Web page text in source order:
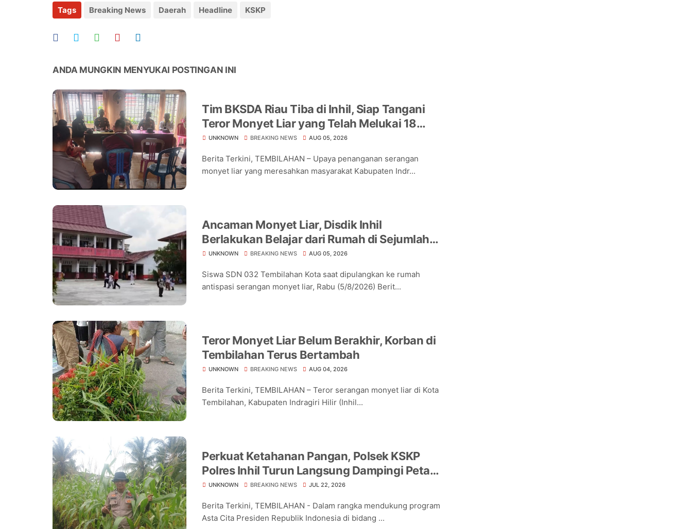
Tags Breaking News Daerah Headline KSKP
ANDA MUNGKIN MENYUKAI POSTINGAN INI
Tim BKSDA Riau Tiba di Inhil, Siap Tangani
Teror Monyet Liar yang Telah Melukai 18
Warga
UNKNOWN BREAKING NEWS AUG 05, 2026
Berita Terkini, TEMBILAHAN – Upaya penanganan serangan
monyet liar yang meresahkan masyarakat Kabupaten Indr...
Ancaman Monyet Liar, Disdik Inhil
Berlakukan Belajar dari Rumah di Sejumlah
Sekolah Tembilahan
UNKNOWN BREAKING NEWS AUG 05, 2026
Siswa SDN 032 Tembilahan Kota saat dipulangkan ke rumah
antispasi serangan monyet liar, Rabu (5/8/2026) Berit...
Teror Monyet Liar Belum Berakhir, Korban di
Tembilahan Terus Bertambah
UNKNOWN BREAKING NEWS AUG 04, 2026
Berita Terkini, TEMBILAHAN – Teror serangan monyet liar di Kota
Tembilahan, Kabupaten Indragiri Hilir (Inhil...
Perkuat Ketahanan Pangan, Polsek KSKP
Polres Inhil Turun Langsung Dampingi Petani
Jagung Pekan Arba
UNKNOWN BREAKING NEWS JUL 22, 2026
Berita Terkini, TEMBILAHAN - Dalam rangka mendukung program
Asta Cita Presiden Republik Indonesia di bidang ...